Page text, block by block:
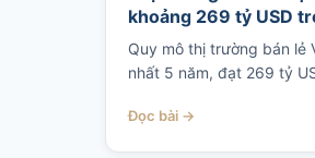
khoảng 269 tỷ USD
Quy mô thị trường bán lẻ
nhất 5 năm, đạt 269 tỷ
Đọc bài →